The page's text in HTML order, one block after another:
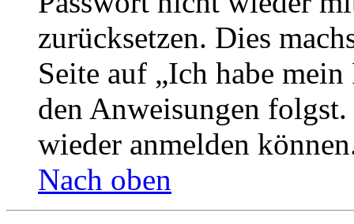
zurücksetzen. Dies
Seite auf „Ich habe
den Anweisungen
wieder anmelden
Nach oben